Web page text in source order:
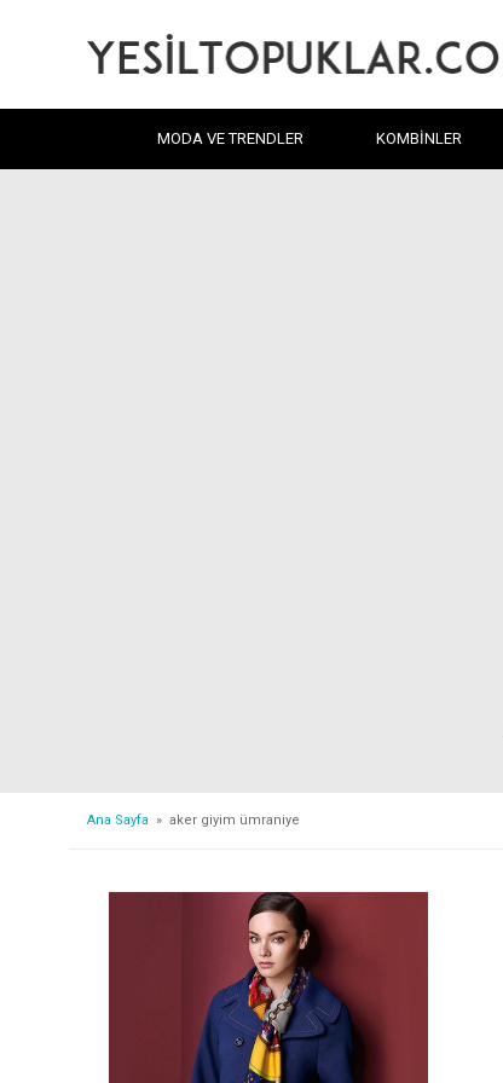
MODA VE TRENDLER KOMBINLER
Ana Sayfa » aker giyim ümraniye